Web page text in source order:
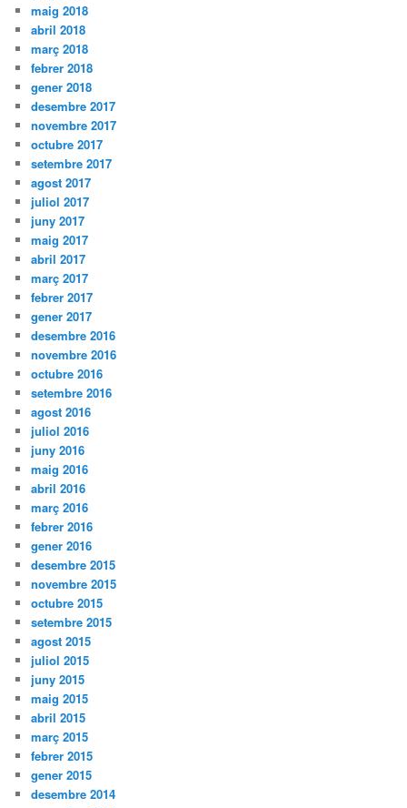
maig 2018
abril 2018
març 2018
febrer 2018
gener 2018
desembre 2017
novembre 2017
octubre 2017
setembre 2017
agost 2017
juliol 2017
juny 2017
maig 2017
abril 2017
març 2017
febrer 2017
gener 2017
desembre 2016
novembre 2016
octubre 2016
setembre 2016
agost 2016
juliol 2016
juny 2016
maig 2016
abril 2016
març 2016
febrer 2016
gener 2016
desembre 2015
novembre 2015
octubre 2015
setembre 2015
agost 2015
juliol 2015
juny 2015
maig 2015
abril 2015
març 2015
febrer 2015
gener 2015
desembre 2014